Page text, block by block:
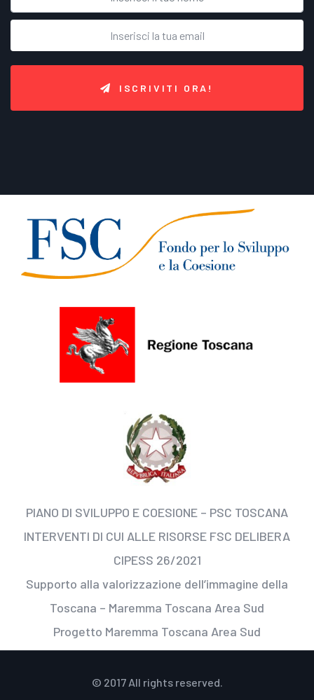
ISCRIVITI ORA!
PIANO DI SVILUPPO E COESIONE – PSC TOSCANA
INTERVENTI DI CUI ALLE RISORSE FSC DELIBERA
CIPESS 26/2021
Supporto alla valorizzazione dell’immagine della
Toscana – Maremma Toscana Area Sud
Progetto Maremma Toscana Area Sud
© 2017 All rights reserved.